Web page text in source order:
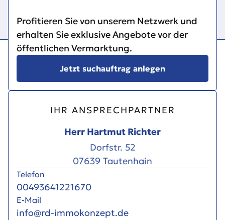
IHR ANSPRECHPARTNER
Herr Hartmut Richter
Dorfstr. 52
07639 Tautenhain
Telefon
00493641221670
E-Mail
info@rd-immokonzept.de
Profitieren Sie von unserem Netzwerk und
erhalten Sie exklusive Angebote vor der
öffentlichen Vermarktung.
Jetzt suchauftrag anlegen